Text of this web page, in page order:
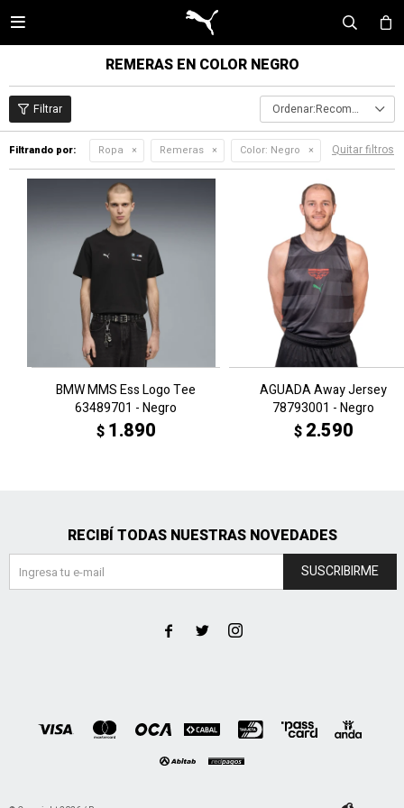

REMERAS EN COLOR NEGRO
Recomendados
Filtrando por: Ropa Remeras Color: Negro Quitar filtros
BMW MMS Ess Logo Tee
63489701 - Negro
$ 1.890
AGUADA Away Jersey
78793001 - Negro
$ 2.590
RECIBÍ TODAS NUESTRAS NOVEDADES
SUSCRIBIRME
  